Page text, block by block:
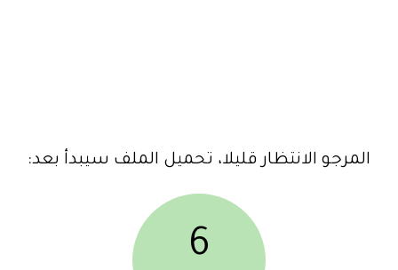
المرجو الانتظار قليلا، تحميل الملف سيبدأ بعد:
6